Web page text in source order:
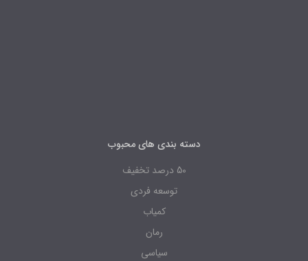
دسته بندی های محبوب
50 درصد تخفیف
توسعه فردی
کمیاب
رمان
سیاسی